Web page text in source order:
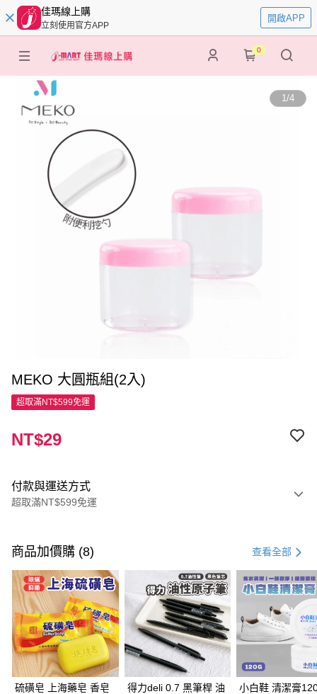
佳瑪線上購
立刻使用官方APP
開啟APP
0
1/4
MEKO 大圓瓶組(2入)
超取滿NT$599免運
NT$29
付款與運送方式
超取滿NT$599免運
信用卡一次付款
超商取貨付款
LINE Pay
Apple Pay
街口支付
悠遊付
商品加價購 (8) 查看全部
硫磺皂 上海藥皂 香皂
得力deli 0.7 黑筆桿 油
小白鞋 清潔膏